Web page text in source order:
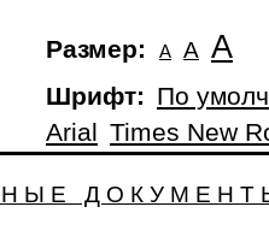
Размер: А А А
Шрифт: По
Arial Times New